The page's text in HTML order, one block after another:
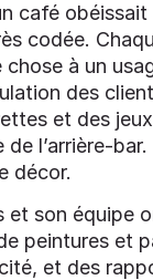
café
codée.
chose à un
des
et des
de l’arrière-
décor.
et son équipe
peintures et
et des